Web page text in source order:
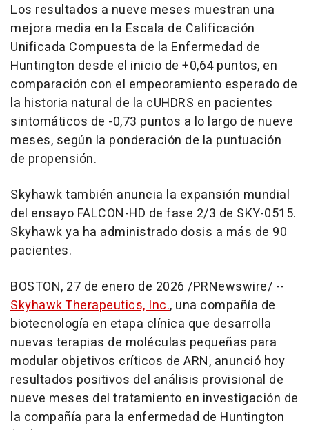
Los resultados a nueve meses muestran una
mejora media en la Escala de Calificación
Unificada Compuesta de la Enfermedad de
Huntington desde el inicio de +0,64 puntos, en
comparación con el empeoramiento esperado de
la historia natural de la cUHDRS en pacientes
sintomáticos de -0,73 puntos a lo largo de nueve
meses, según la ponderación de la puntuación
de propensión.
Skyhawk también anuncia la expansión mundial
del ensayo FALCON-HD de fase 2/3 de SKY-0515.
Skyhawk ya ha administrado dosis a más de 90
pacientes.
BOSTON, 27 de enero de 2026 /PRNewswire/ --
Skyhawk Therapeutics, Inc., una compañía de
biotecnología en etapa clínica que desarrolla
nuevas terapias de moléculas pequeñas para
modular objetivos críticos de ARN, anunció hoy
resultados positivos del análisis provisional de
nueve meses del tratamiento en investigación de
la compañía para la enfermedad de Huntington